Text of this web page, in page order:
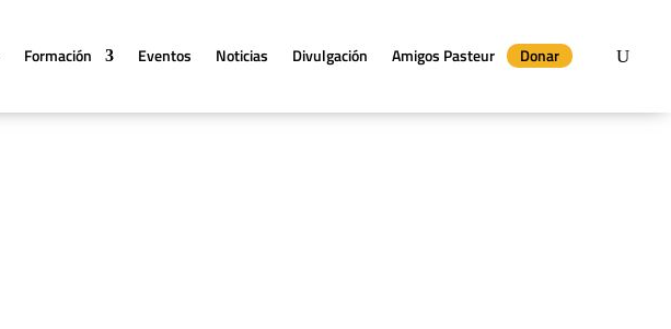
Formación Eventos Noticias Divulgación Amigos Pasteur Donar